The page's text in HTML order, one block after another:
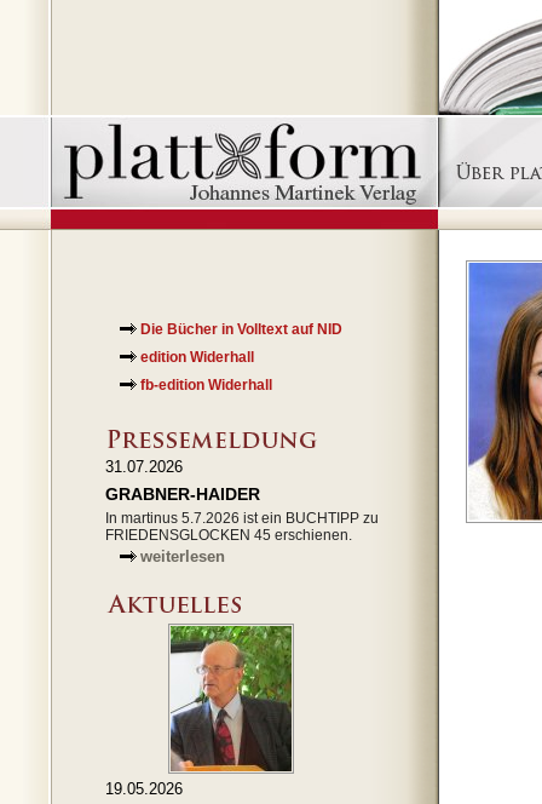
Die Bücher in Volltext auf NID
edition Widerhall
fb-edition Widerhall
31.07.2026
GRABNER-HAIDER
In martinus 5.7.2026 ist ein BUCHTIPP zu
FRIEDENSGLOCKEN 45 erschienen.
weiterlesen
19.05.2026